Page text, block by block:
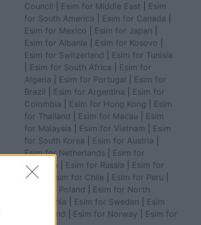
Council
Esim for Middle East
Esim
for South America
Esim for Canada
Esim for Mexico
Esim for Japan
Esim for Albania
Esim for Kosovo
Esim for Switzerland
Esim for Tunisia
Esim for South Africa
Esim for
Algeria
Esim for Portugal
Esim for
Brazil
Esim for Argentina
Esim for
Colombia
Esim for Hong Kong
Esim
for Thailand
Esim for Macau
Esim
for Malaysia
Esim for Vietnam
Esim
for South Korea
Esim for Austria
Esim for Netherlands
Esim for
Australia
Esim for Russia
Esim for
India
Esim for Chile Esim for Peru
Esim for Poland
Esim for North
Macedonia
Esim for Sweden
Esim
for Finland
Esim for Norway
Esim for